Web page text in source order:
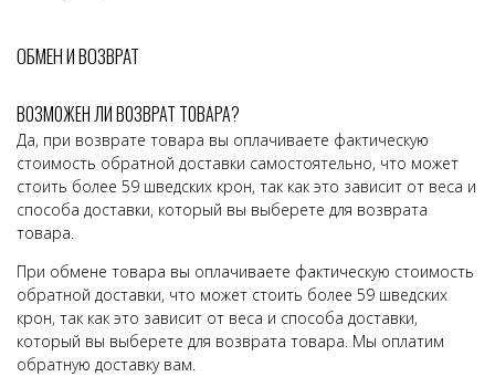
ОБМЕН И ВОЗВРАТ
ВОЗМОЖЕН ЛИ ВОЗВРАТ ТОВАРА?
Да, при возврате товара вы оплачиваете фактическую
стоимость обратной доставки самостоятельно, что может
стоить более 59 шведских крон, так как это зависит от веса и
способа доставки, который вы выберете для возврата
товара.
При обмене товара вы оплачиваете фактическую стоимость
обратной доставки, что может стоить более 59 шведских
крон, так как это зависит от веса и способа доставки,
который вы выберете для возврата товара. Мы оплатим
обратную доставку вам.